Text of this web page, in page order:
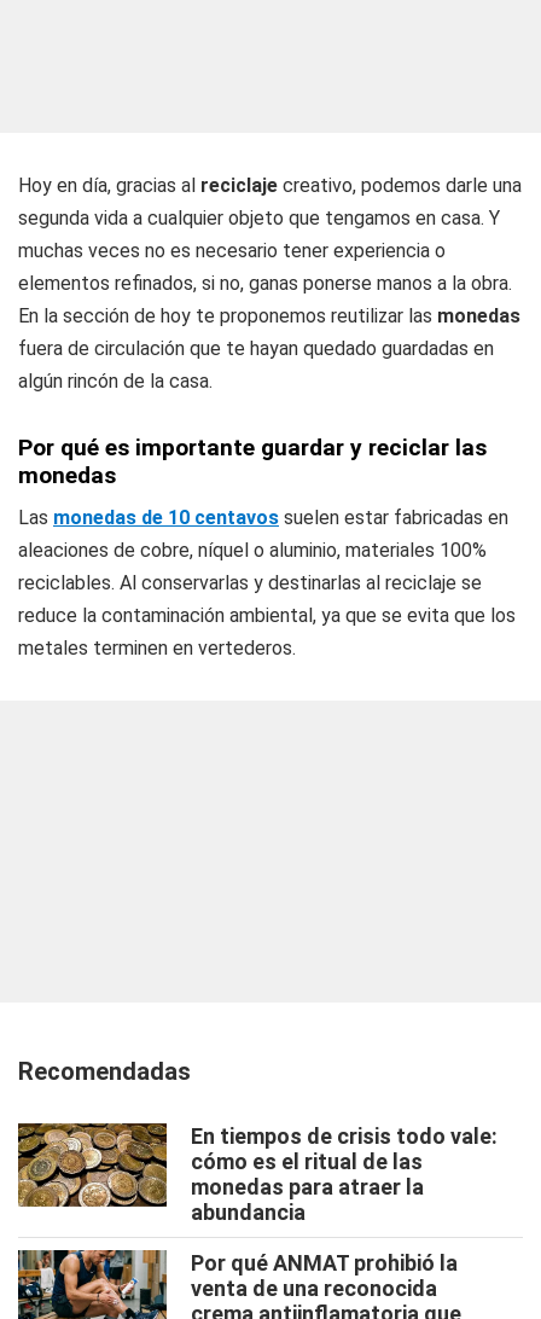
Hoy en día, gracias al reciclaje creativo, podemos darle una
segunda vida a cualquier objeto que tengamos en casa. Y
muchas veces no es necesario tener experiencia o
elementos refinados, si no, ganas ponerse manos a la obra.
En la sección de hoy te proponemos reutilizar las monedas
fuera de circulación que te hayan quedado guardadas en
algún rincón de la casa.
Por qué es importante guardar y reciclar las
monedas
Las monedas de 10 centavos suelen estar fabricadas en
aleaciones de cobre, níquel o aluminio, materiales 100%
reciclables. Al conservarlas y destinarlas al reciclaje se
reduce la contaminación ambiental, ya que se evita que los
metales terminen en vertederos.
Recomendadas
En tiempos de crisis todo vale:
cómo es el ritual de las
monedas para atraer la
abundancia
Por qué ANMAT prohibió la
venta de una reconocida
crema antiinflamatoria que